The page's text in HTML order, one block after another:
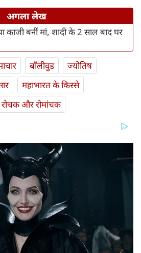
अगला लेख
बनीं मां, शादी के 2 साल बाद घर
बॉलीवुड
ज्योतिष
महाभारत के किस्से
रोचक और रोमांचक